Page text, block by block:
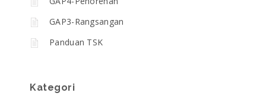
GAP3-Rangsangan
Panduan TSK
Kategori